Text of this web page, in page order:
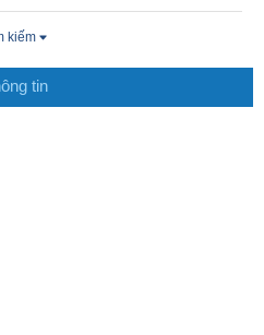
kiếm
tin